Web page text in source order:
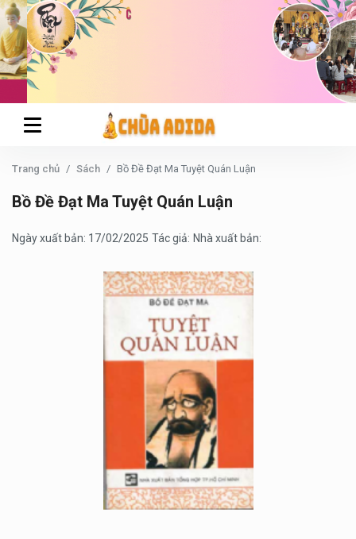
Trang chủ Sách Bồ Đề Đạt Ma Tuyệt Quán Luận
Bồ Đề Đạt Ma Tuyệt Quán Luận
Ngày xuất bản: 17/02/2025 Tác giả: Nhà xuất bản: